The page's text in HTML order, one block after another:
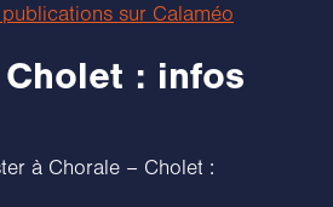
sur Calaméo
: infos
à Chorale – Cholet :